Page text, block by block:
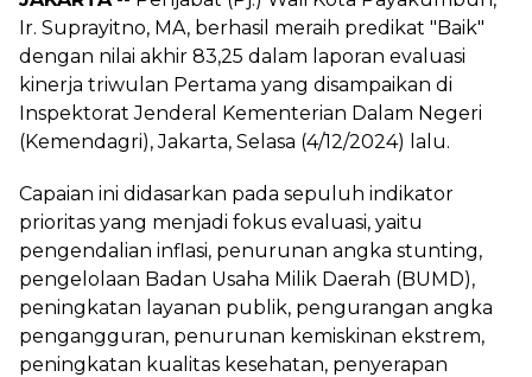
Ir. Suprayitno, MA, berhasil meraih predikat "Baik"
dengan nilai akhir 83,25 dalam laporan evaluasi
kinerja triwulan Pertama yang disampaikan di
Inspektorat Jenderal Kementerian Dalam Negeri
(Kemendagri), Jakarta, Selasa (4/12/2024) lalu.
Capaian ini didasarkan pada sepuluh indikator
prioritas yang menjadi fokus evaluasi, yaitu
pengendalian inflasi, penurunan angka stunting,
pengelolaan Badan Usaha Milik Daerah (BUMD),
peningkatan layanan publik, pengurangan angka
pengangguran, penurunan kemiskinan ekstrem,
peningkatan kualitas kesehatan, penyerapan